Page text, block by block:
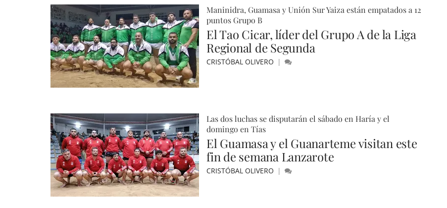
Maninidra, Guamasa y Unión Sur Yaiza están empatados a 12
puntos Grupo B
El Tao Cicar, líder del Grupo A de la Liga
Regional de Segunda
CRISTÓBAL OLIVERO
Las dos luchas se disputarán el sábado en Haría y el
domingo en Tías
El Guamasa y el Guanarteme visitan este
fin de semana Lanzarote
CRISTÓBAL OLIVERO